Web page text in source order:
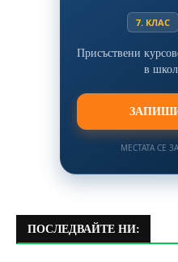
7. КЛАС
Присъствени
в
МЕСТАТА СЕ
ПОСЛЕДВАЙТЕ НИ: